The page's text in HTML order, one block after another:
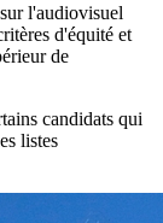
l'audiovisuel
d'équité et
de
candidats qui
listes